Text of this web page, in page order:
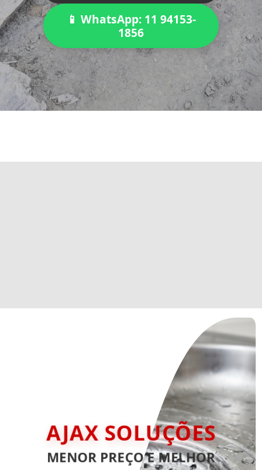
📱 WhatsApp: 11 94153-
1856
AJAX SOLUÇÕES
MENOR PREÇO E MELHOR